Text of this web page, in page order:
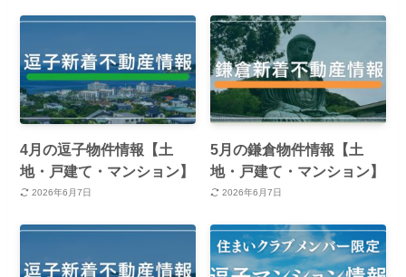
4月の逗子物件情報【土
地・戸建て・マンション】
2026年6月7日
5月の鎌倉物件情報【土
地・戸建て・マンション】
2026年6月7日